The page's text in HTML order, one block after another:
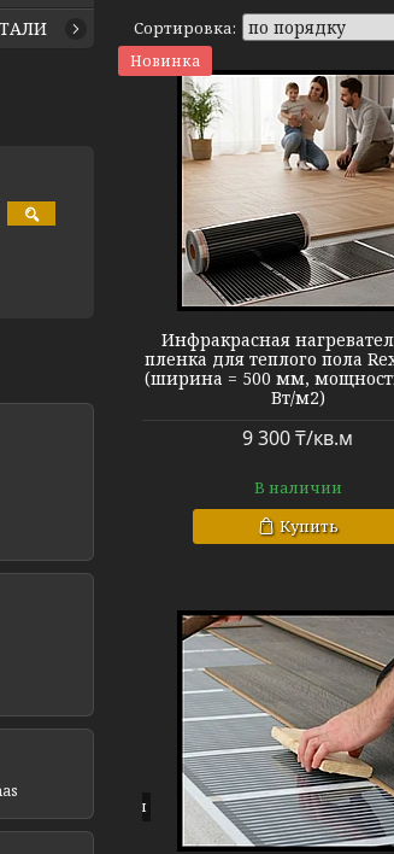
Новинка
Инфракрасная
пленка для теплого пола
(ширина = 500 мм,
Вт/м2)
9 300 ₸/кв.м
В наличии
Купить
Пленочный
пол Теплый пол